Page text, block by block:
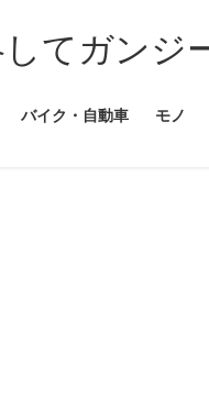
てガンジ
バイク・自動車 モノ